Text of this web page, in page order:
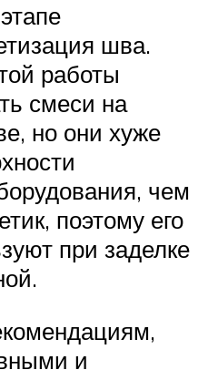
шва.
работы
смеси на
но они хуже
чем
поэтому его
при заделке
и